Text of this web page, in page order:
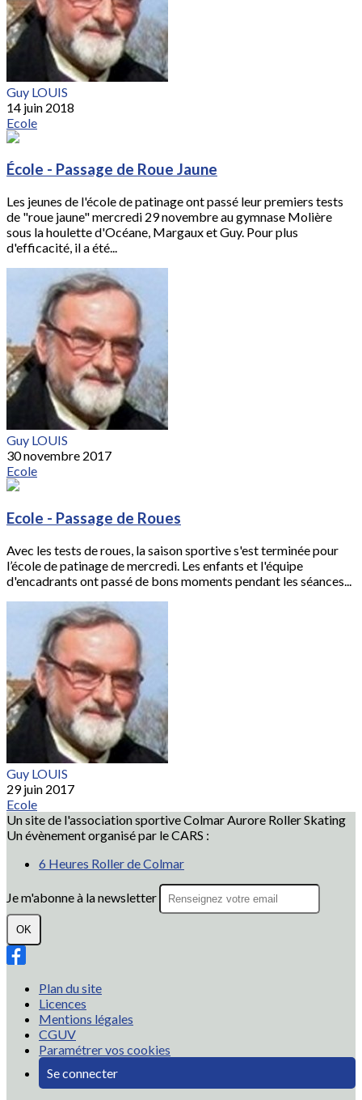
Guy LOUIS
14 juin 2018
Ecole
École - Passage de Roue Jaune
Les jeunes de l'école de patinage ont passé leur premiers tests
de "roue jaune" mercredi 29 novembre au gymnase Molière
sous la houlette d'Océane, Margaux et Guy. Pour plus
d'efficacité, il a été...
Guy LOUIS
30 novembre 2017
Ecole
Ecole - Passage de Roues
Avec les tests de roues, la saison sportive s'est terminée pour
l’école de patinage de mercredi. Les enfants et l'équipe
d'encadrants ont passé de bons moments pendant les séances...
Guy LOUIS
29 juin 2017
Ecole
Un site de l'association sportive Colmar Aurore Roller Skating
Un évènement organisé par le CARS :
6 Heures Roller de Colmar
Je m'abonne à la newsletter
OK
Plan du site
Licences
Mentions légales
CGUV
Paramétrer vos cookies
Se connecter